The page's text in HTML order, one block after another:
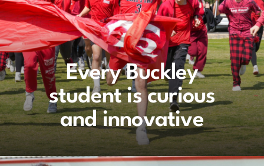
Every Buckley
student is curious
and innovative
Every Buckley
student is curious
and innovative